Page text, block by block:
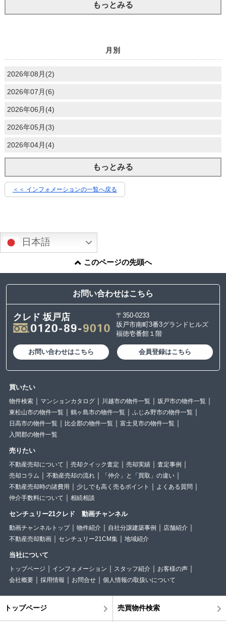
もっとみる
月別
2026年08月(2)
2026年07月(6)
2026年06月(4)
2026年05月(3)
2026年04月(4)
もっとみる
＜＜ インフォメーションの一覧へ戻る
日本語
このページの先頭へ
お問い合わせはこちら
クレド 坂戸店
〒350-0233
坂戸市南町3番3グランドヒルズ
福徳壱番館１階
お問い合わせはこちら 会員登録はこちら
買いたい
物件検索 マンションカタログ 川越市の物件一覧
坂戸市の物件一覧
東松山市の物件一覧
鶴ヶ島市の物件一覧
ふじみ野市の物件一覧
日高市の物件一覧
比企郡の物件一覧
富士見市の物件一覧
入間郡の物件一覧
売りたい
不動産売却について 売却クイック査定 売却実績
査定事例
売却コラム
不動産売却の流れ
「仲介」と「買取」の違い
不動産売却時の諸費用
少しでも高く売るポイント
よくある質問
仲介手数料について
相続相談
センチュリー21クレド 動画チャンネル
動画チャンネルトップ 物件紹介 自社分譲建築事例
店舗紹介
不動産売却動画
センチュリー21CM集 地域紹介
当社について
トップページ インフォメーション スタッフ紹介
お客様の声
会社概要
採用情報 お問合せ 個人情報の取扱いについて
トップページ 売買物件検索